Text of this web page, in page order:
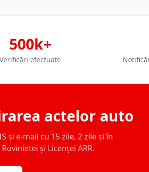
500k+
Verificări efectuate
actelor auto
și e-mail cu 15 zile, 2 zile și în
și Licenței ARR.